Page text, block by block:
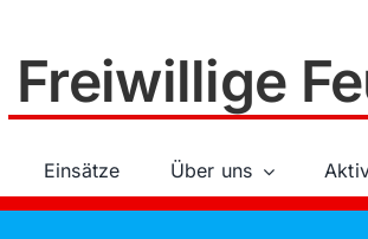
Freiwillige
Einsätze Über uns